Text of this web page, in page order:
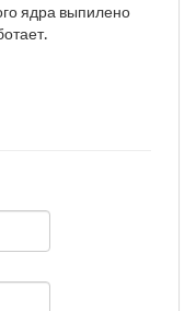
ядра выпилено